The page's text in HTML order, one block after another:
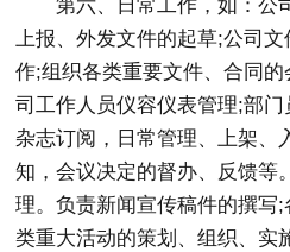
第六、日常工作，如：公
上报、外发文件的起草;公司
作;组织各类重要文件、合同
司工作人员仪容仪表管理;部门
杂志订阅，日常管理、上架、
知，会议决定的督办、反馈等
理。负责新闻宣传稿件的撰写
类重大活动的策划、组织、实